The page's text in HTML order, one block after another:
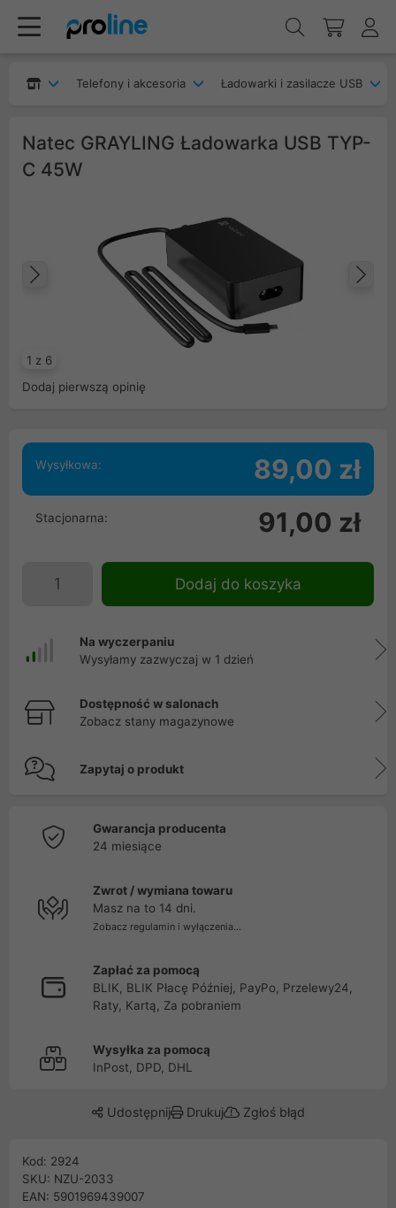
Telefony i akcesoria Ładowarki i zasilacze USB
Natec GRAYLING Ładowarka USB TYP-
C 45W
1 z 6
Poprzedni
Dodaj pierwszą opinię
Wysyłkowa: 89,00 zł
Stacjonarna: 91,00 zł
Dodaj do koszyka
Na wyczerpaniu
Wysyłamy zazwyczaj w 1 dzień
Dostępność w salonach
Zobacz stany magazynowe
Zapytaj o produkt
Gwarancja producenta
24 miesiące
Zwrot / wymiana towaru
Masz na to 14 dni.
Zobacz regulamin i wyłączenia...
Zapłać za pomocą
BLIK, BLIK Płacę Później, PayPo, Przelewy24,
Raty, Kartą, Za pobraniem
Wysyłka za pomocą
InPost, DPD, DHL
Udostępnij Drukuj Zgłoś błąd
Kod: 2924
SKU: NZU-2033
EAN: 5901969439007